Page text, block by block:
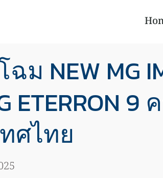
ฉม NEW MG
ETERRON 9
ศไทย